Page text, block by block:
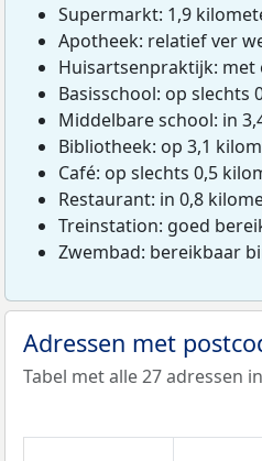
Supermarkt: 1,9
Apotheek: relatief ver
Huisartsenpraktijk: met
Basisschool: op slechts
Middelbare school: in
Bibliotheek: op 3,1
Café: op slechts 0,5
Restaurant: in 0,8
Treinstation: goed
Zwembad: bereikbaar
Adressen met
Tabel met alle 27 adressen